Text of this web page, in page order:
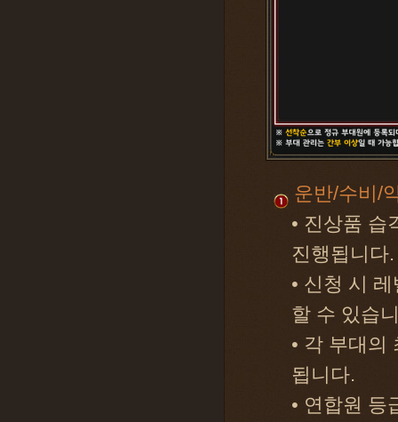
운반/수비/
• 진상품 습
진행됩니다.
• 신청 시
할 수 있습
• 각 부대의
됩니다.
• 연합원 등